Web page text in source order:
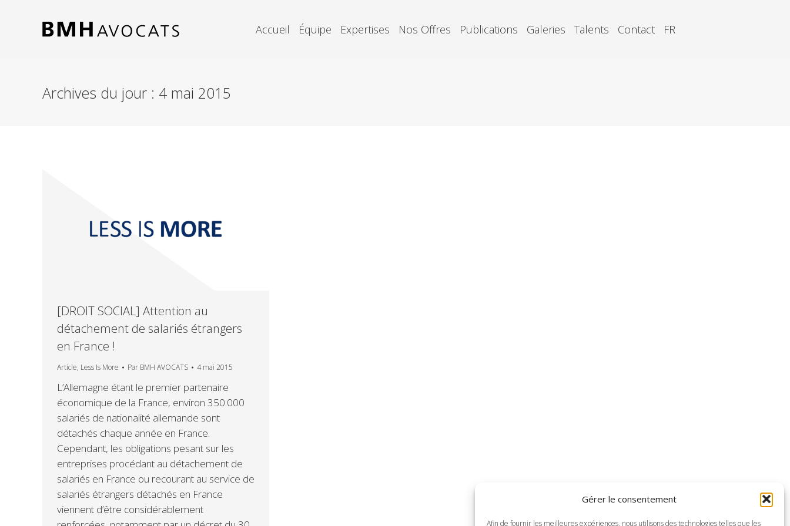
Gérer le consentement
Afin de fournir les meilleures expériences, nous utilisons des technologies telles que les
Accueil Équipe Expertises Nos Offres Publications Galeries Talents Contact FR
Archives du jour : 4 mai 2015
[DROIT SOCIAL] Attention au
détachement de salariés étrangers
en France !
Article, Less Is More Par BMH AVOCATS 4 mai 2015
L’Allemagne étant le premier partenaire
économique de la France, environ 350.000
salariés de nationalité allemande sont
détachés chaque année en France.
Cependant, les obligations pesant sur les
entreprises procédant au détachement de
salariés en France ou recourant au service de
salariés étrangers détachés en France
viennent d’être considérablement